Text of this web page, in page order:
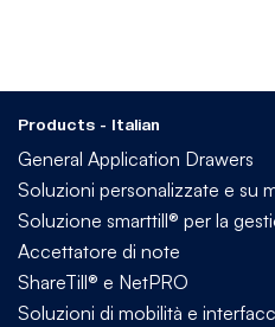
Products - Italian
General Application Drawers
Soluzioni personalizzate e su
Soluzione smarttill® per la
Accettatore di note
ShareTill® e NetPRO
Soluzioni di mobilità e